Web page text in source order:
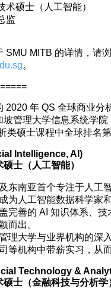
术硕士（人工智能）
监
SMU MITB 的详情，请
。
2020 年 QS 全球商业分
坡管理大学信息系统学
类硕士课程中全球排名
Intelligence, AI)
士（人工智能）
东南亚首个专注于人工
为人工智能数据科学家
完善的 AI 知识体系、
而出。
理大学与业界机构的深
等机构中带薪实习，从
Technology &
士（金融科技与分析学